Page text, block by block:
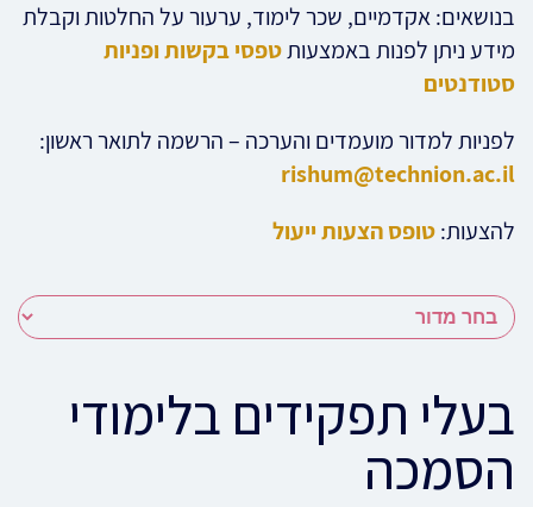
בנושאים: אקדמיים, שכר לימוד, ערעור על החלטות וקבלת
מידע ניתן לפנות באמצעותטפסי בקשות ופניות
סטודנטים
לפניות למדור מועמדים והערכה – הרשמה לתואר ראשון:
rishum@technion.ac.il
להצעות:טופס הצעות ייעול
בעלי תפקידים בלימודי
הסמכה